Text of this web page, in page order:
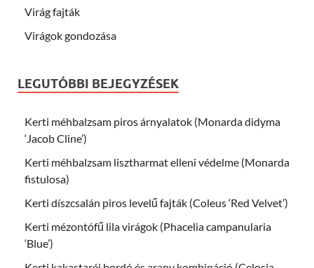
Virág fajták
Virágok gondozása
LEGUTÓBBI BEJEGYZÉSEK
Kerti méhbalzsam piros árnyalatok (Monarda didyma
‘Jacob Cline’)
Kerti méhbalzsam lisztharmat elleni védelme (Monarda
fistulosa)
Kerti díszcsalán piros levelű fajták (Coleus ‘Red Velvet’)
Kerti mézontófű lila virágok (Phacelia campanularia
‘Blue’)